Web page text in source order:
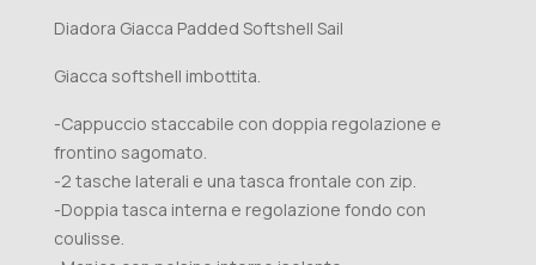
Diadora Giacca Padded Softshell Sail
Giacca softshell imbottita.
-Cappuccio staccabile con doppia regolazione e
frontino sagomato.
-2 tasche laterali e una tasca frontale con zip.
-Doppia tasca interna e regolazione fondo con
coulisse.